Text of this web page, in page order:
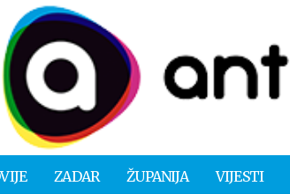
ZADAR ŽUPANIJA VIJESTI